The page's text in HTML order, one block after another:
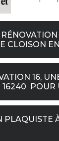
CLOISON
16,
POUR